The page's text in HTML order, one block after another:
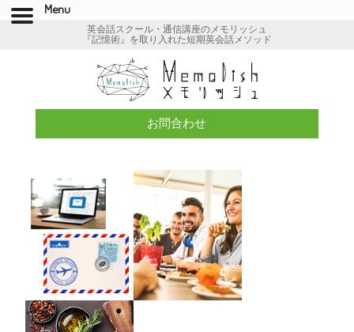
英会話スクール・通信講座のメモリッシュ
『記憶術』を取り入れた短期英会話メソッド
お問合わせ
Menu